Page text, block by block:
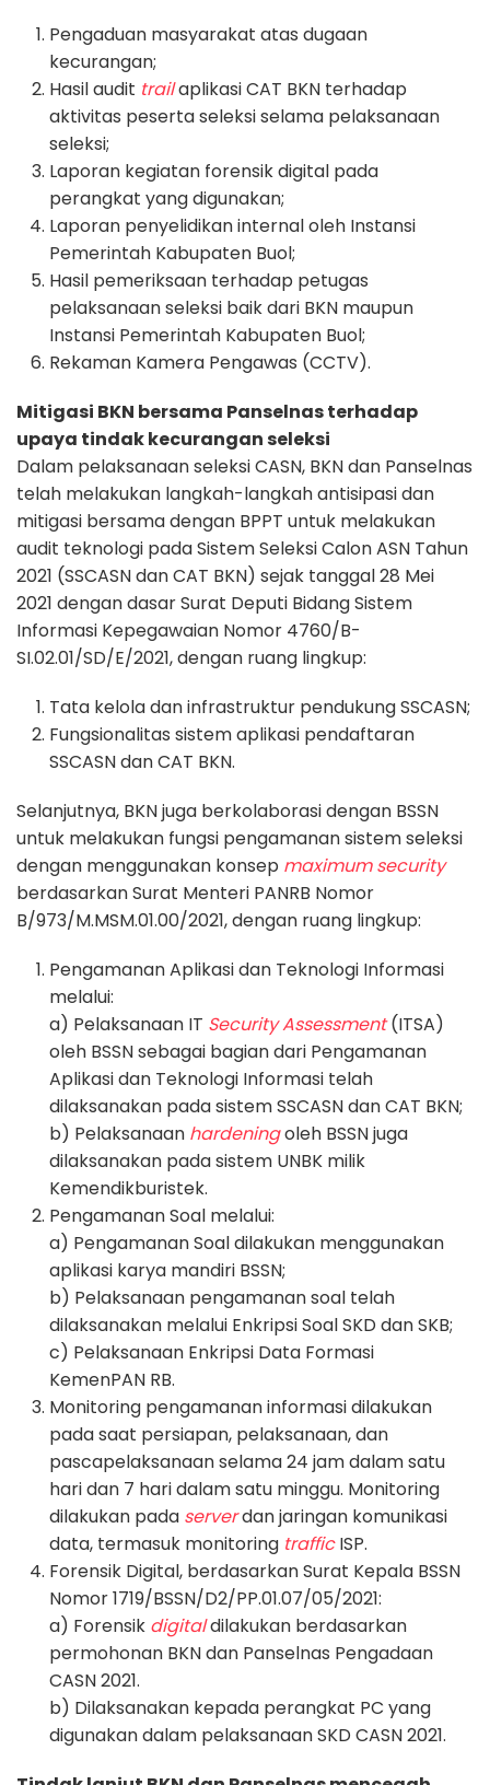
Pengaduan masyarakat atas dugaan
kecurangan;
Hasil audit trailaplikasi CAT BKN terhadap
aktivitas peserta seleksi selama pelaksanaan
seleksi;
Laporan kegiatan forensik digital pada
perangkat yang digunakan;
Laporan penyelidikan internal oleh Instansi
Pemerintah Kabupaten Buol;
Hasil pemeriksaan terhadap petugas
pelaksanaan seleksi baik dari BKN maupun
Instansi Pemerintah Kabupaten Buol;
Rekaman Kamera Pengawas (CCTV).
Mitigasi BKN bersama Panselnas terhadap
upaya tindak kecurangan seleksi
Dalam pelaksanaan seleksi CASN, BKN dan Panselnas
telah melakukan langkah-langkah antisipasi dan
mitigasi bersama dengan BPPT untuk melakukan
audit teknologi pada Sistem Seleksi Calon ASN Tahun
2021 (SSCASN dan CAT BKN) sejak tanggal 28 Mei
2021 dengan dasar Surat Deputi Bidang Sistem
Informasi Kepegawaian Nomor 4760/B-
SI.02.01/SD/E/2021, dengan ruang lingkup:
Tata kelola dan infrastruktur pendukung SSCASN;
Fungsionalitas sistem aplikasi pendaftaran
SSCASN dan CAT BKN.
Selanjutnya, BKN juga berkolaborasi dengan BSSN
untuk melakukan fungsi pengamanan sistem seleksi
dengan menggunakan konsep maximum security
berdasarkan Surat Menteri PANRB Nomor
B/973/M.MSM.01.00/2021, dengan ruang lingkup:
Pengamanan Aplikasi dan Teknologi Informasi
melalui:
a) Pelaksanaan IT Security Assessment(ITSA)
oleh BSSN sebagai bagian dari Pengamanan
Aplikasi dan Teknologi Informasi telah
dilaksanakan pada sistem SSCASN dan CAT BKN;
b) Pelaksanaan hardeningoleh BSSN juga
dilaksanakan pada sistem UNBK milik
Kemendikburistek.
Pengamanan Soal melalui:
a) Pengamanan Soal dilakukan menggunakan
aplikasi karya mandiri BSSN;
b) Pelaksanaan pengamanan soal telah
dilaksanakan melalui Enkripsi Soal SKD dan SKB;
c) Pelaksanaan Enkripsi Data Formasi
KemenPAN RB.
Monitoring pengamanan informasi dilakukan
pada saat persiapan, pelaksanaan, dan
pascapelaksanaan selama 24 jam dalam satu
hari dan 7 hari dalam satu minggu. Monitoring
dilakukan pada serverdan jaringan komunikasi
data, termasuk monitoring trafficISP.
Forensik Digital, berdasarkan Surat Kepala BSSN
Nomor 1719/BSSN/D2/PP.01.07/05/2021:
a) Forensik digitaldilakukan berdasarkan
permohonan BKN dan Panselnas Pengadaan
CASN 2021.
b) Dilaksanakan kepada perangkat PC yang
digunakan dalam pelaksanaan SKD CASN 2021.